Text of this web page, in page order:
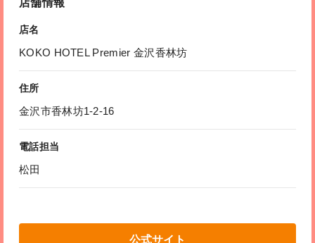
店名
KOKO HOTEL Premier 金沢香林坊
住所
金沢市香林坊1-2-16
電話担当
松田
公式サイト